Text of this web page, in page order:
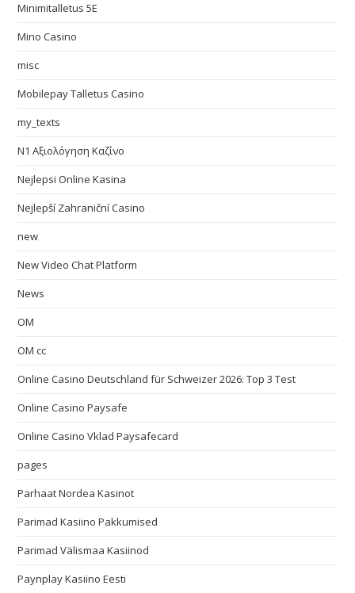
Minimitalletus 5E
Mino Casino
misc
Mobilepay Talletus Casino
my_texts
N1 Αξιολόγηση Καζίνο
Nejlepsi Online Kasina
Nejlepší Zahraniční Casino
new
New Video Chat Platform
News
OM
OM cc
Online Casino Deutschland für Schweizer 2026: Top 3 Test
Online Casino Paysafe
Online Casino Vklad Paysafecard
pages
Parhaat Nordea Kasinot
Parimad Kasiino Pakkumised
Parimad Välismaa Kasiinod
Paynplay Kasiino Eesti